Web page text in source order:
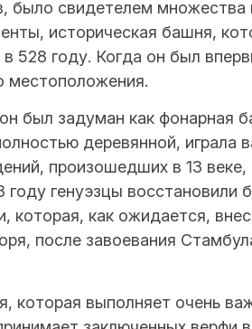
было свидетелем
историческая башня,
528 году. Когда он был
местоположения.
был задуман как фонарная
деревянной, играла
произошедших в 13
году генуэзцы восстановили
которая, как ожидается,
после завоевания
которая выполняет очень